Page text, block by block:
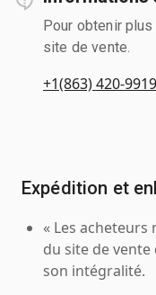
Pour obtenir
site de vente.
+1(863) 420-9919
Expédition et
« Les
du site de
son intégralité.